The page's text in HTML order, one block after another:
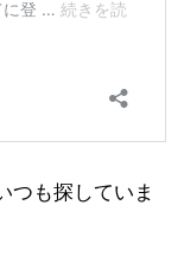
つも探していま